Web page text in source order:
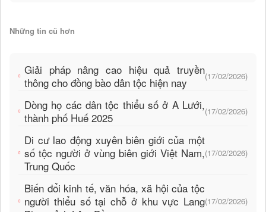
Những tin cũ hơn
Giải pháp nâng cao hiệu quả truyền
thông cho đồng bào dân tộc hiện nay
(17/02/2026)
Dòng họ các dân tộc thiểu số ở A Lưới,
thành phố Huế 2025
(17/02/2026)
Di cư lao động xuyên biên giới của một
số tộc người ở vùng biên giới Việt Nam,
Trung Quốc
(17/02/2026)
Biến đổi kinh tế, văn hóa, xã hội của tộc
người thiểu số tại chỗ ở khu vực Lang(17/02/2026)